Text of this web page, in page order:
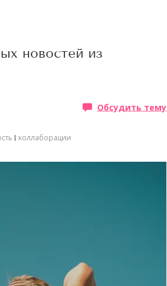
новостей из
Обсудить тему
коллаборации